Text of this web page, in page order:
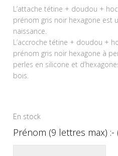
L’attache tétine + doudou +
prénom gris noir hexagone est
naissance.
L’accroche tétine + doudou +
prénom gris noir hexagone à
perles en silicone et
bois.
En stock
Prénom (9 lettres max) :-